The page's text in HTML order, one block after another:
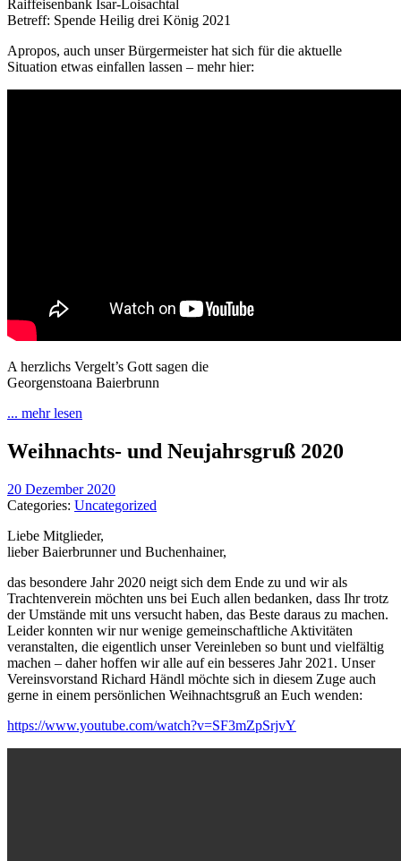
Raiffeisenbank Isar-Loisachtal
Betreff: Spende Heilig drei König 2021
Apropos, auch unser Bürgermeister hat sich für die aktuelle
Situation etwas einfallen lassen – mehr hier:
A herzlichs Vergelt’s Gott sagen die
Georgenstoana Baierbrunn
... mehr lesen
Weihnachts- und Neujahrsgruß 2020
20 Dezember 2020
Categories: Uncategorized
Liebe Mitglieder,
lieber Baierbrunner und Buchenhainer,
das besondere Jahr 2020 neigt sich dem Ende zu und wir als
Trachtenverein möchten uns bei Euch allen bedanken, dass Ihr trotz
der Umstände mit uns versucht haben, das Beste daraus zu machen.
Leider konnten wir nur wenige gemeinschaftliche Aktivitäten
veranstalten, die eigentlich unser Vereinleben so bunt und vielfältig
machen – daher hoffen wir alle auf ein besseres Jahr 2021. Unser
Vereinsvorstand Richard Händl möchte sich in diesem Zuge auch
gerne in einem persönlichen Weihnachtsgruß an Euch wenden:
https://www.youtube.com/watch?v=SF3mZpSrjvY